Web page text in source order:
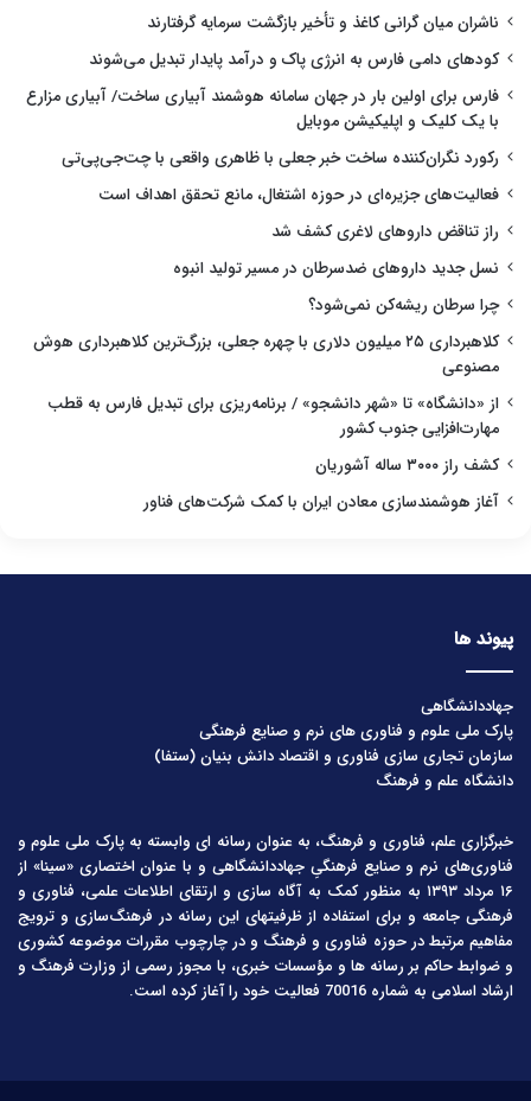
ناشران میان گرانی کاغذ و تأخیر بازگشت سرمایه گرفتارند
کودهای دامی فارس به انرژی پاک و درآمد پایدار تبدیل می‌شوند
فارس برای اولین بار در جهان سامانه هوشمند آبیاری ساخت/ آبیاری مزارع
با یک کلیک و اپلیکیشن موبایل
رکورد نگران‌کننده ساخت خبر جعلی با ظاهری واقعی با چت‌جی‌پی‌تی
فعالیت‌های جزیره‌ای در حوزه اشتغال، مانع تحقق اهداف است
راز تناقض داروهای لاغری کشف شد
نسل جدید داروهای ضدسرطان در مسیر تولید انبوه
چرا سرطان ریشه‌کن نمی‌شود؟
کلاهبرداری ۲۵ میلیون دلاری با چهره جعلی، بزرگ‌ترین کلاهبرداری هوش
مصنوعی
از «دانشگاه» تا «شهر دانشجو» / برنامه‌ریزی برای تبدیل فارس به قطب
مهارت‌افزایی جنوب کشور
کشف راز ۳۰۰۰ ساله آشوریان
آغاز هوشمندسازی معادن ایران با کمک شرکت‌های فناور
پیوند ها
جهاددانشگاهی
پارک ملی علوم و فناوری های نرم و صنایع فرهنگی
سازمان تجاری سازی فناوری و اقتصاد دانش بنیان (ستفا)
دانشگاه علم و فرهنگ
خبرگزاری علم، فناوری و فرهنگ، به عنوان رسانه ای وابسته به پارک ملی علوم و
فناوری‌های نرم و صنایع فرهنگیِ جهاددانشگاهی و با عنوان اختصاری «سینا» از
۱۶ مرداد ۱۳۹۳ به منظور کمک به آگاه سازی و ارتقای اطلاعات علمی، فناوری و
فرهنگی جامعه و برای استفاده از ظرفیتهای این رسانه در فرهنگ‌سازی و ترویج
مفاهیم مرتبط در حوزه فناوری و فرهنگ و در چارچوب مقررات موضوعه کشوری
و ضوابط حاکم بر رسانه ها و مؤسسات خبری، با مجوز رسمی از وزارت فرهنگ و
ارشاد اسلامی به شماره 70016 فعالیت خود را آغاز کرده است.